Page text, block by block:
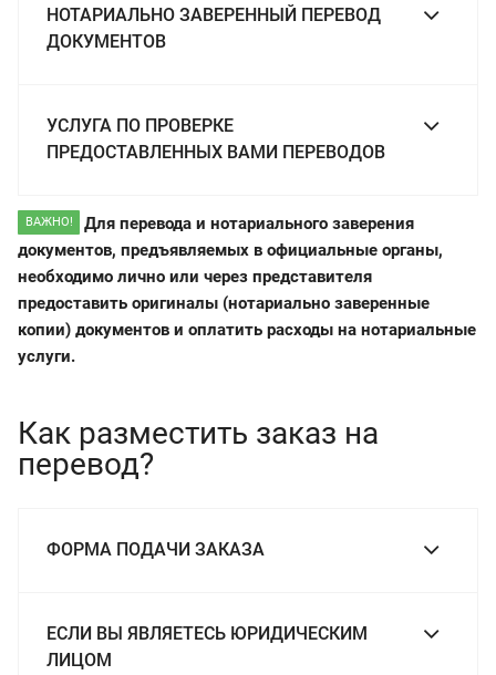
НОТАРИАЛЬНО ЗАВЕРЕННЫЙ ПЕРЕВОД
ДОКУМЕНТОВ
УСЛУГА ПО ПРОВЕРКЕ
ПРЕДОСТАВЛЕННЫХ ВАМИ ПЕРЕВОДОВ
ВАЖНО!
Для перевода и нотариального заверения
документов, предъявляемых в официальные органы,
необходимо лично или через представителя
предоставить оригиналы (нотариально заверенные
копии) документов и оплатить расходы на нотариальные
услуги.
Как разместить заказ на
перевод?
ФОРМА ПОДАЧИ ЗАКАЗА
ЕСЛИ ВЫ ЯВЛЯЕТЕСЬ ЮРИДИЧЕСКИМ
ЛИЦОМ